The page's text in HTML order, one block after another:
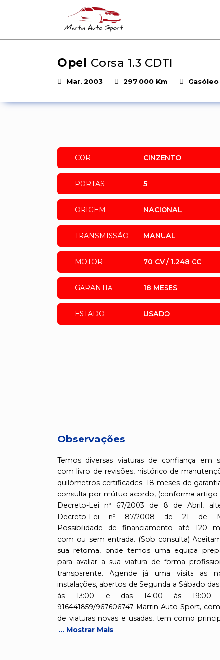
Opel Corsa 1.3 CDTI
Mar. 2003 297.000 Km Gasóleo
COR CINZENTO
PORTAS 5
ORIGEM NACIONAL
TRANSMISSÃO MANUAL
MOTOR 70 CV / 1.248 CC
GARANTIA 18 MESES
ESTADO USADO
Observações
Temos diversas viaturas de confiança em
com livro de revisões, histórico de
quilómetros certificados. 18 meses de
consulta por mútuo acordo, (conforme artigo
Decreto-Lei nº 67/2003 de 8 de Abril,
Decreto-Lei nº 87/2008 de 21 de
Possibilidade de financiamento até 120
com ou sem entrada. (Sob consulta)
sua retoma, onde temos uma equipa
para avaliar a sua viatura de forma
transparente. Agende já uma visita as
instalações, abertos de Segunda a Sábado
às 13:00 e das 14:00 às 19:00.
916441859/967606747 Martin Auto Sport,
de viaturas novas e usadas, tem como
... Mostrar Mais